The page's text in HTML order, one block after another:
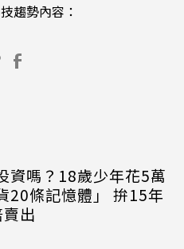
趨勢內容：
資嗎？18歲少年花5萬
20條記憶體」 拚15年
出